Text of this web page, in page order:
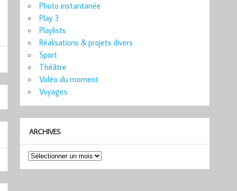
Photo instantanée
Play 3
Playlists
Réalisations & projets divers
Sport
Théâtre
Vidéo du moment
Voyages
ARCHIVES
Archives